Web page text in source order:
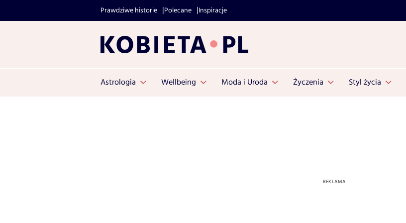
Prawdziwe historie Polecane Inspiracje
Astrologia Wellbeing Moda i Uroda Życzenia Styl życia